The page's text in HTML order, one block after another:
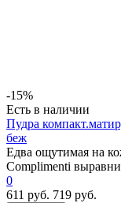
-15%
Есть в наличии
Пудра
беж
Едва ощутимая на
Complimenti
0
611 руб. 719 руб.